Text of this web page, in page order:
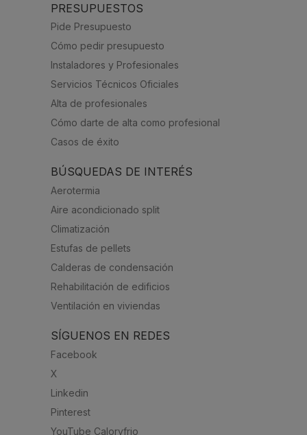
PRESUPUESTOS
Pide Presupuesto
Cómo pedir presupuesto
Instaladores y Profesionales
Servicios Técnicos Oficiales
Alta de profesionales
Cómo darte de alta como profesional
Casos de éxito
BÚSQUEDAS DE INTERÉS
Aerotermia
Aire acondicionado split
Climatización
Estufas de pellets
Calderas de condensación
Rehabilitación de edificios
Ventilación en viviendas
SÍGUENOS EN REDES
Facebook
X
Linkedin
Pinterest
YouTube Caloryfrio